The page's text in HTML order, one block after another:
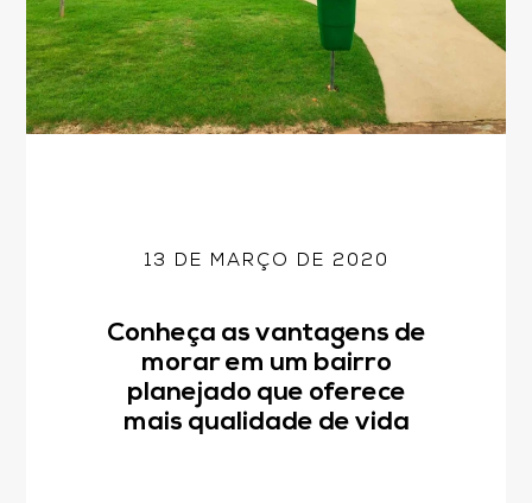
13 DE MARÇO DE 2020
Conheça as vantagens de
morar em um bairro
planejado que oferece
mais qualidade de vida